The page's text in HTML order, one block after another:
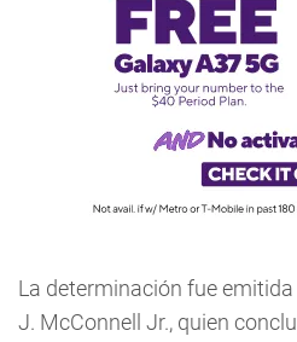
La determinación fue
J. McConnell Jr., quien